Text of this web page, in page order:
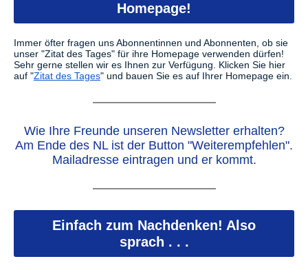
Homepage!
Immer öfter fragen uns Abonnentinnen und Abonnenten, ob sie
unser "Zitat des Tages" für ihre Homepage verwenden dürfen!
Sehr gerne stellen wir es Ihnen zur Verfügung. Klicken Sie hier
auf "Zitat des Tages" und bauen Sie es auf Ihrer Homepage ein.
Wie Ihre Freunde unseren Newsletter erhalten?
Am Ende des NL ist der Button "Weiterempfehlen".
Mailadresse eintragen und er kommt.
Einfach zum Nachdenken! Also
sprach . . .